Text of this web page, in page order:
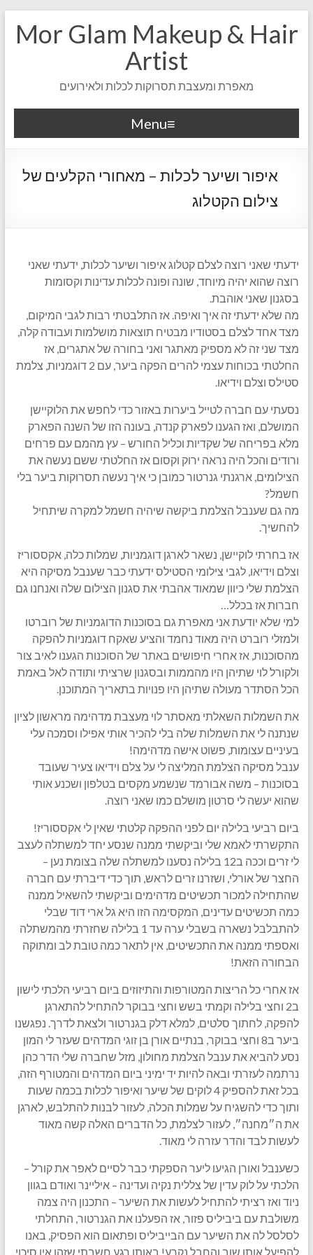
Mor Glam Makeup & Hair
Artist
מאפרת ומעצבת תסרוקות לכלות ולאירועים
Menu
איפור ושיער לכלות – מאחורי הקלעים של
צילום הקטלוג
ידעתי שאני רוצה לצלם קטלוג איפור ושיער לכלות, ידעתי שאני
רוצה שהוא יהיה מיוחד, שונה ופונה לכלות עדינות וקסומות
בסגנון שאני אוהבת.
מה שלא ידעתי זה איך ואיפה. אז התלבטתי רבות לגבי המיקום,
מצד אחד לצלם בסטודיו מבטיח תוצאות מושלמות ועבודה קלה,
מצד שני זה לא מספיק מאתגר ואני בחורה של אתגרים, אז
החלטתי בכוחות עצמי להרים הפקה ביער, עם 2 דוגמניות, צלמת
סטילס וצלם וידיאו.
נסעתי עם חברה לטייל ביערות באזור כדי לחפש את הלוקיישן
המושלם, ואז הגענו לפארק קנדה, בעונה הזו של השנה הפארק
מלא בפריחה של שקדיות וכליל החורש – עץ מהמם עם פרחים
ורודים והכל היה נראה ירוק וקסום אז החלטתי ששם נעשה את
הצילומים, ארגנתי גנרטור כמובן כי איך נעשה תסרוקות ביער בלי
חשמל?
מה גם שענבל הצלמת ביקשה שיהיה חשמל למקרה שיתחיל
להחשיך.
אז בחרתי לוקיישן, נשאר לארגן דוגמניות, שמלות כלה, אקססוריז
וצלם וידיאו, לגבי צילומי הסטילס ידעתי כבר שענבל מסיקה היא
הצלמת שלי כיוון שמאוד אהבתי את סגנון הצילום שלה ואנחנו גם
חברות אז בכלל…
למי שלא יודעת אני מאפרת גם בסוכנות הדוגמניות של רוברטו
ולמזלי רוברט היה מאוד נחמד והציע שאקח דוגמניות להפקה
מהסוכנות, אז אחרי חיפושים באתר של הסוכנות הגענו לאיב צור
ולקורל לוי שתיהן היו מהממות ובסגנון שרציתי ותודה לאל באמת
הכל הסתדר מעולה שתיהן היו פנויות בתאריך המתוכנן.
את השמלות השאלתי מאסתר לוי מעצבת מדהימה מראשון לציון
שנתנה לי את השמלות שלה בלי להכיר אותי אפילו וסמכה עלי
בעיניים עצומות, פשוט אישה מדהימה!
ענבל מסיקה הצלמת המליצה לי על צלם וידיאו צעיר שעובד
בסוכנות – משה אבורמד שנשמע מקסים בטלפון ושכנע אותי
שהוא יעשה לי סרטון מושלם כמו שאני רוצה.
ביום רביעי בלילה יום לפני ההפקה קלטתי שאין לי אקססוריז!
התקשרתי לאמא שלי וביקשתי ממנה שנסע יחד למשתלה לעצב
לי זרים וככה ב12 בלילה נסענו למשתלה שלה בצומת נען –
החצר של אורלי, ושזרנו זרים לראש, תוך כדי דיברתי עם חברה
שהתחילה למכור תכשיטים מדהימים וביקשתי להשאיל ממנה
כמה תכשיטים עדינים, המקסימה הזו היא גל ארי דוד שבלי
להתבלבל נשארה בשבלי ערה עד 1 בלילה שחזרתי מהמשתלה
ואספתי ממנה את התכשיטים, אין לתאר כמה טובת לב ומתוקה
הבחורה הזאת!
אז אחרי כל הריצות המטורפות והתיזוזים ביום רביעי הלכתי לישון
ב2 וחצי בלילה וקמתי בשש וחצי בבוקר להתחיל להתארגן
להפקה, לחתוך סלטים, למלא דלק בגנרטור ולצאת לדרך. נפגשנו
ביער ב8 וחצי בבוקר, בנתיים אורן בן זוגי המדהים שעזר לי המון
נסע להביא את ענבל הצלמת מחולון, מזל שחברה שלי הדר כהן
נרתמה לעזרתי ובאה להיות יד ימיני ביום המדהים והמטורף הזה,
בכל זאת להספיק 4 לוקים של שיער ואיפור לכלות בכמה שעות
ותוך כדי להשגיח על שמלות הכלה, לעזור לבנות להתלבש, לארגן
את ה״מחנה״, לעזור לצלמת, כל הדברים האלה קשה מאוד
לעשות לבד והדר עזרה לי מאוד.
כשענבל ואורן הגיעו ליער הספקתי כבר לסיים לאפר את קורל –
הלכתי על לוק עדין של צללית נקיה ועדינה – איליינר ואודם בגוון
ניוד ואז רציתי להתחיל לעשות את השיער – התכנון היה צמה
משולבת עם ביביליס פזור, אז הפעלנו את הגנרטור, התחלתי
לסלסל לה את השיער עם הבייביליס ופתאום הוא הפסיק, באנו
להפיעל אותו שוב והחבל נקרע! באותו רגע חשבתי שזהו אין סיכוי